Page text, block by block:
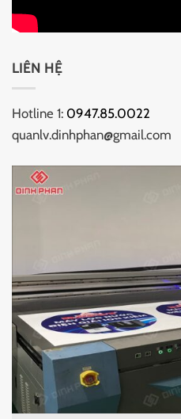
LIÊN HỆ
Hotline 1: 0947.85.0022
quanlv.dinhphan@gmail.com